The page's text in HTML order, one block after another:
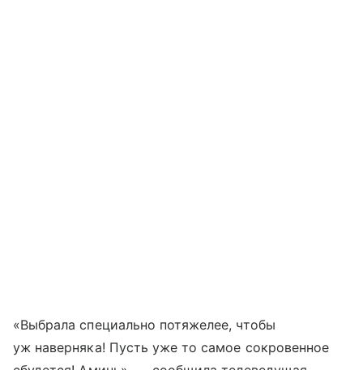
«Выбрала специально потяжелее, чтобы
уж наверняка! Пусть уже то самое сокровенное